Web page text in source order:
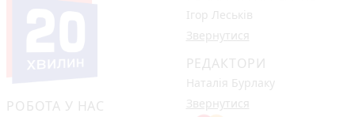
РОБОТА У НАС
Ігор Леськів
Звернутися
РЕДАКТОРИ
Наталія Бурлаку
Звернутися